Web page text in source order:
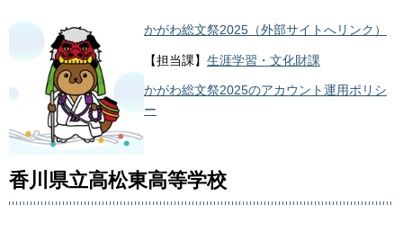
かがわ総文祭2025（外部サイトへリンク）
【担当課】 生涯学習・文化財課
かがわ総文祭2025のアカウント運用ポリシ
ー
香川県立高松東高等学校